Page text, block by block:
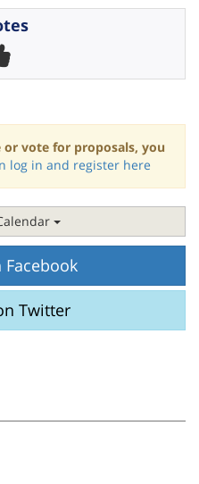
vote for proposals, you
log in and register here
Twitter